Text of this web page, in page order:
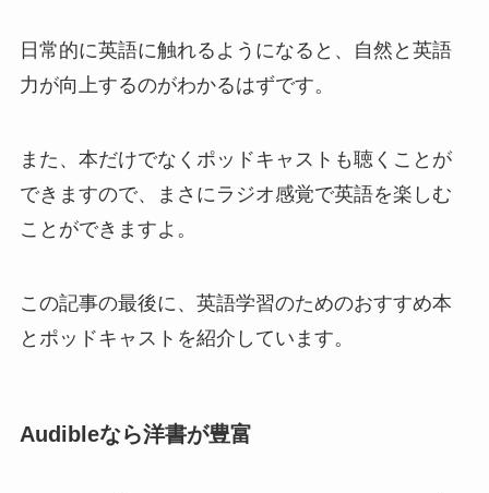
日常的に英語に触れるようになると、自然と英語
力が向上するのがわかるはずです。
また、本だけでなくポッドキャストも聴くことが
できますので、まさにラジオ感覚で英語を楽しむ
ことができますよ。
この記事の最後に、英語学習のためのおすすめ本
とポッドキャストを紹介しています。
Audibleなら洋書が豊富